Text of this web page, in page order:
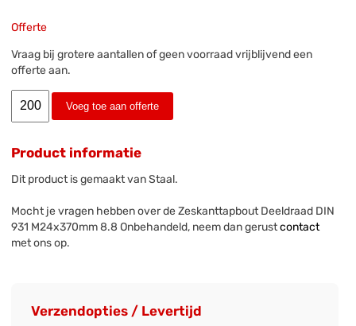
Offerte
Vraag bij grotere aantallen of geen voorraad vrijblijvend een
offerte aan.
Voeg toe aan offerte
Product informatie
Dit product is gemaakt van Staal.
Mocht je vragen hebben over de Zeskanttapbout Deeldraad DIN
931 M24x370mm 8.8 Onbehandeld, neem dan gerustcontact
met ons op.
Verzendopties / Levertijd